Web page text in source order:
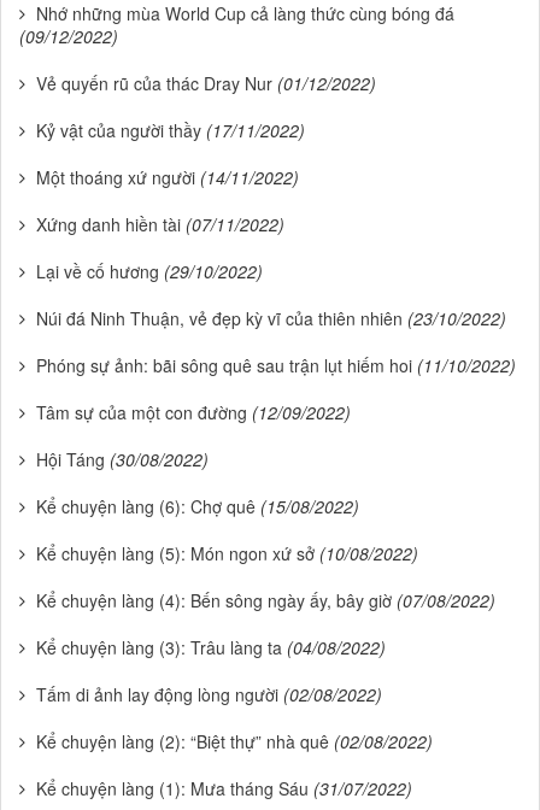
Nhớ những mùa World Cup cả làng thức cùng bóng đá
(09/12/2022)
Vẻ quyến rũ của thác Dray Nur (01/12/2022)
Kỷ vật của người thầy (17/11/2022)
Một thoáng xứ người (14/11/2022)
Xứng danh hiền tài (07/11/2022)
Lại về cố hương (29/10/2022)
Núi đá Ninh Thuận, vẻ đẹp kỳ vĩ của thiên nhiên (23/10/2022)
Phóng sự ảnh: bãi sông quê sau trận lụt hiếm hoi (11/10/2022)
Tâm sự của một con đường (12/09/2022)
Hội Táng (30/08/2022)
Kể chuyện làng (6): Chợ quê (15/08/2022)
Kể chuyện làng (5): Món ngon xứ sở (10/08/2022)
Kể chuyện làng (4): Bến sông ngày ấy, bây giờ (07/08/2022)
Kể chuyện làng (3): Trâu làng ta (04/08/2022)
Tấm di ảnh lay động lòng người (02/08/2022)
Kể chuyện làng (2): “Biệt thự” nhà quê (02/08/2022)
Kể chuyện làng (1): Mưa tháng Sáu (31/07/2022)